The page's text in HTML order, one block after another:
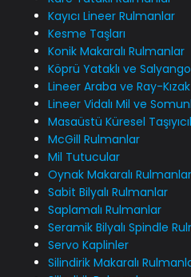
Kayıcı Lineer Rulmanlar
Kesme Taşları
Konik Makaralı Rulmanlar
Köprü Yataklı ve
Lineer Araba ve Ray-
Lineer Vidalı Mil ve
Masaüstü Küresel
McGill Rulmanlar
Mil Tutucular
Oynak Makaralı Rulmanlar
Sabit Bilyalı Rulmanlar
Saplamalı Rulmanlar
Seramik Bilyalı Spindle
Servo Kaplinler
Silindirik Makaralı